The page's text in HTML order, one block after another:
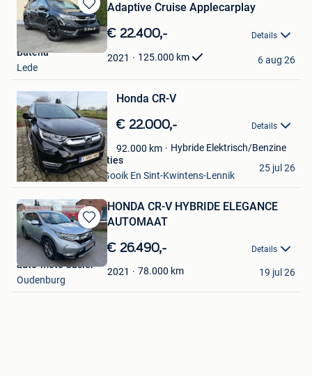
Bewaren
in
Mijn
Favorieten
Adaptive Cruise Applecarplay
€ 22.400,- Details
2021 125.000 km
Batena
Lede
6 aug 26
Mijn
Favorieten
Honda CR-V
€ 22.000,- Details
92.000 km
Hybride Elektrisch/Benzine
Ledscherm constructies
Roosdaal+Deel Van Gooik En Sint-Kwintens-Lennik
25 jul 26
Bewaren
in
Mijn
Favorieten
HONDA CR-V HYBRIDE ELEGANCE
AUTOMAAT
€ 26.490,- Details
2021 78.000 km
auto-moto Casier
Oudenburg
19 jul 26